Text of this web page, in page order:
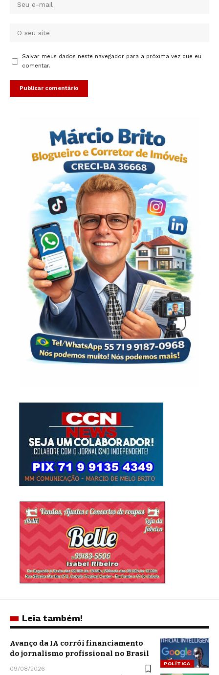
Salvar meus dados neste navegador para a próxima vez que eu
comentar.
Leia também!
POLÍTICA
Avanço da IA corrói financiamento
do jornalismo profissional no Brasil
09/08/2026